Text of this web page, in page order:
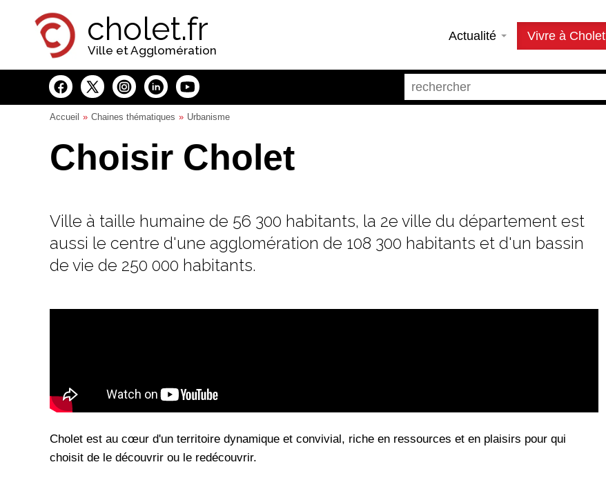
cholet.fr
Ville et Agglomération
Actualité Vivre à Cholet
Accueil Chaines thématiques Urbanisme
Choisir Cholet
Ville à taille humaine de 56 300 habitants, la 2e ville du département est
aussi le centre d'une agglomération de 108 300 habitants et d'un bassin
de vie de 250 000 habitants.
Cholet est au cœur d'un territoire dynamique et convivial, riche en ressources et en plaisirs pour qui
choisit de le découvrir ou le redécouvrir.